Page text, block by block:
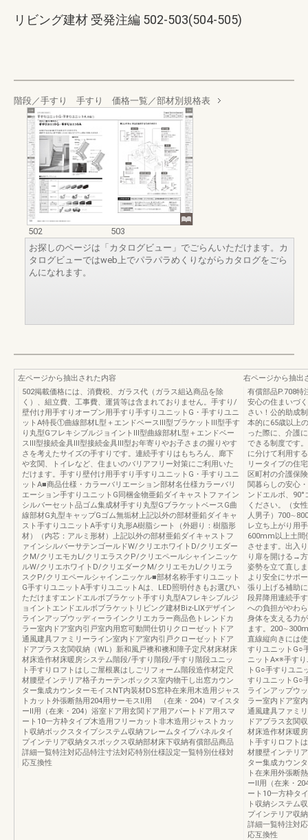
リビング建材 受発注編 502-503(504-505)
階段／手すり 手すり 価格一覧／部材別規格表
502
503
お探しのページは「カタログビュー」でごらんいただけます。カ
タログビューではweb上でパラパラめくりながらカタログをごら
んになれます。
左ページから抽出された内容
502掲載価格には、消費税、ガラス代（ガラス組込商品を除
く）、組立費、工事費、運賃等は含まれておりません。手すり/
壁付け用手すりオープン用手すり手すりユニットG・手すりユニ
ットA特長①曲線部材L型＋エンドベースⅢ型ブラケットⅢ型手す
り丸型GフレキシブルジョイントⅢ型曲線部材L型＋エンドベー
スⅢ型接続金具Ⅲ型接続金具Ⅲ型お年寄りやお子さまの握りやす
さを考えたサイズの手すりです。連続手すりはもちろん、廊下
や玄関、トイレなど、住まいのバリアフリー対策にご利用いた
だけます。手すり壁付け用手すり手すりユニットG・手すりユニ
ットA■商品仕様・カラーバリエーション部材名仕様カラーバリ
エーション手すりユニットG同梱金物亜鉛ダイキャストファイン
シルバーセット品ゴム集成材手すり丸型GブラケットベースG曲
線部材G丸型キャップGゴム無垢材上記以外の部材亜鉛ダイキャ
スト手すりユニットA手すり丸形A樹脂シート（外廻り：樹脂形
材）（内芯：アルミ形材）上記以外の部材亜鉛ダイキャストフ
ァインシルバーサテンゴールドW/クリエホワイトD/クリエダー
クM/クリエモカL/クリエラスクP/クリエペールシャインニッケ
ルW/クリエホワイトD/クリエダークM/クリエモカL/クリエラ
スクP/クリエペールシャインニッケル■部材名称手すりユニット
G手すりユニットA手すりユニットAは、LED照明付きもお選びい
ただけますエンドエルボブラケット手すり丸型Aフレキシブルジ
ョイントエンドエルボブラケットリビング建材Biz-LIXデザイン
ラインアップウッディーラインクリエカラー商品色トレンドカ
ラー室内ドア室内引戸室内用窓可動間仕切りクローゼットドア
通風建具ファミリーライン室内ドア室内引戸クローゼットドア
ドアプラス玄関収納（WL）新和風戸襖和襖和障子定尺材床材床
材床造作材床暖房システム階段/手すり階段/手すり階段ユニッ
ト手すりロフトはしご屋根裏はしごリフォーム階段造作材定尺
材腰壁インテリア格子カーテンボックス室内物干し出窓カウン
ター集成カウンターモイスNT内装材DS窓枠在来用木造用ジャス
トカット外張断熱用204用サーモスⅡ用 （在来・204）マイスタ
ーⅡ用（在来・204）浴室ドア用玄関ドア用アパートドア用スマ
ート10一方枠タイプ木造用フリーカット非木造用ジャストカッ
ト収納ボックスタイプシステム収納フレームタイプパネルタイ
プインテリア収納タスボックス収納部材床下収納有償部品商品
詳細一覧特注対応品特注寸法対応特別仕様設定一覧特別仕様対
応互換性
右ページから抽出
有償部品P.708特
安心の住まいづ
さい！公的助成
本的に65歳以上
った際に、介護
できる制度です
に分けて利用す
リータイプの住
区町村の介護保
関暮らしの安心
ンドエルボ、
ください。（女
人男子）
レ立ち上がり用
600mm以上土間
させます。出入
り扉を開ける→
姿勢を立て直し
より安全にサポ
張り上げる補助
段昇降用連続手
への負担がやわ
身体を支える力
ます。
直線縦向きには
すりユニットG○
ニットA×※手す
トG○手すりユニ
すりユニットG○
ラインアップウ
ラー室内ドア室
通風建具ファミ
ドアプラス玄関
材床造作材床暖
ト手すりロフト
材腰壁インテリ
ター集成カウン
ト在来用外張断
ーⅡ用（在来・
ート10一方枠タ
ト収納システム
プインテリア収
詳細一覧特注対
応互換性